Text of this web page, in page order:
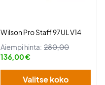
Wilson Pro Staff 97UL V14
Aiempi hinta: 280,00
136,00 €
Valitse koko